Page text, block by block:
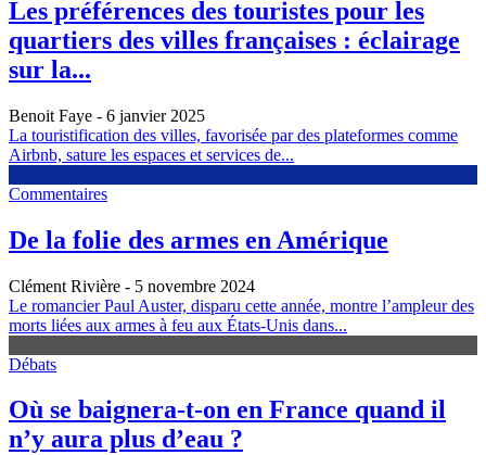
Les préférences des touristes pour les
quartiers des villes françaises : éclairage
sur la...
Benoit Faye - 6 janvier 2025
La touristification des villes, favorisée par des plateformes comme
Airbnb, sature les espaces et services de...
Commentaires
De la folie des armes en Amérique
Clément Rivière - 5 novembre 2024
Le romancier Paul Auster, disparu cette année, montre l’ampleur des
morts liées aux armes à feu aux États-Unis dans...
Débats
Où se baignera-t-on en France quand il
n’y aura plus d’eau ?